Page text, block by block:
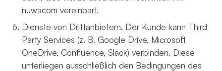
nuwacom vereinbart.
Dienste von Drittanbietern. Der Kunde kann Third
Party Services (z. B. Google Drive, Microsoft
OneDrive, Confluence, Slack) verbinden. Diese
unterliegen ausschließlich den Bedingungen des